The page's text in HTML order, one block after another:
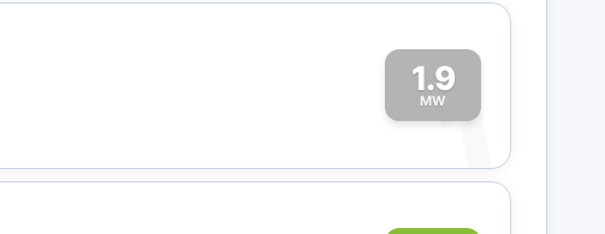
1.9
MW
1